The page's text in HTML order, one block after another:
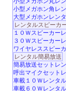
小型メガホン角レ
大型メガホンレン
レンタルスピーカ
１０Ｗスピーカー
３０Ｗスピーカー
ワイヤレススピー
レンタル簡易放送
簡易放送セットレ
呼出マイクセット
車載１０Ｗレンタル
車載６０Ｗレンタル